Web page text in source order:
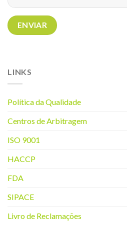
LINKS
Política da Qualidade
Centros de Arbitragem
ISO 9001
HACCP
FDA
SIPACE
Livro de Reclamações